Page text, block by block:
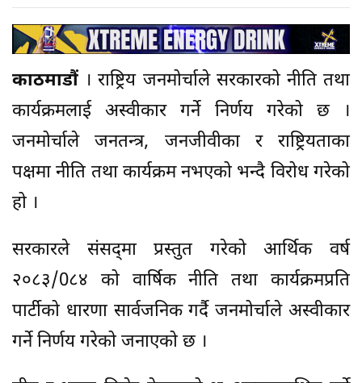
काठमाडौं । राष्ट्रिय जनमोर्चाले सरकारको नीति तथा
कार्यक्रमलाई अस्वीकार गर्ने निर्णय गरेको छ ।
जनमोर्चाले जनतन्त्र, जनजीवीका र राष्ट्रियताका
पक्षमा नीति तथा कार्यक्रम नभएको भन्दै विरोध गरेको
हो ।
सरकारले संसद्‍मा प्रस्तुत गरेको आर्थिक वर्ष
२०८३/0८४ को वार्षिक नीति तथा कार्यक्रमप्रति
पार्टीको धारणा सार्वजनिक गर्दै जनमोर्चाले अस्वीकार
गर्ने निर्णय गरेको जनाएको छ ।